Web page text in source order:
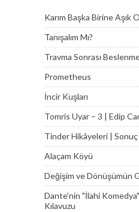
Karım Başka Birine Aşık
Tanışalım Mı?
Travma Sonrası
Prometheus
İncir Kuşları
Tomris Uyar – 3 | Edip
Tinder Hikâyeleri | Sonuç
Alaçam Köyü
Değişim ve Dönüşümün
Dante'nin "İlahi
Kılavuzu